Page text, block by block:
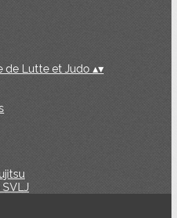
de Lutte et Judo ▴▾